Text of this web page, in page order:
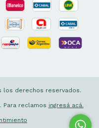
los derechos reservados.
Para reclamos ingresá acá.